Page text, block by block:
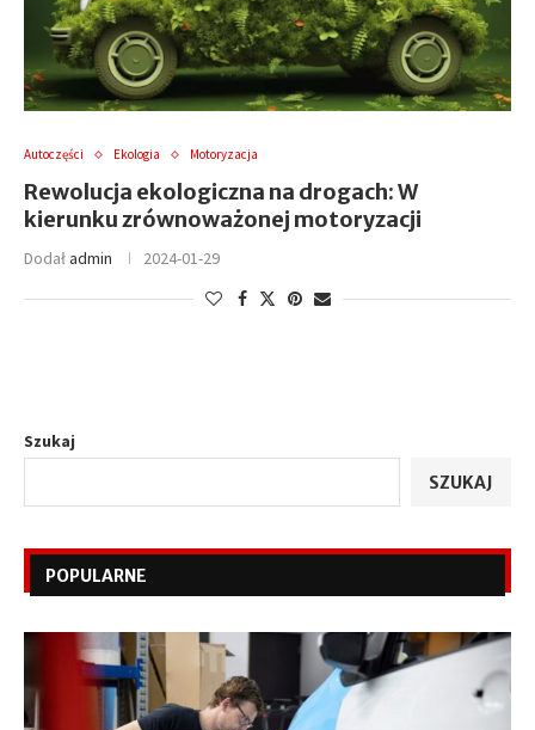
Autoczęści Ekologia Motoryzacja
Rewolucja ekologiczna na drogach: W
kierunku zrównoważonej motoryzacji
Dodaładmin 2024-01-29
Szukaj
SZUKAJ
POPULARNE